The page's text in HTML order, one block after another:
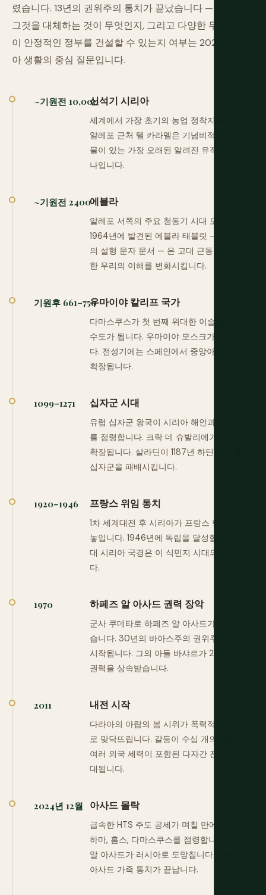
렸습니다. 13년의 권위주의 통치가 끝났습니다 — 그러나
그것을 대체하는 것이 무엇인지, 그리고 다양한 무장 세력
이 안정적인 정부를 건설할 수 있는지 여부는 2026년 시리
아 생활의 중심 질문입니다.
~기원전 10,000신석기 시리아
세계에서 가장 초기의 농업 정착지 중 하나.
알레포 근처 텔 카라멜은 기념비적 석조 구조
물이 있는 가장 오래된 알려진 유적지 중 하
나입니다.
~기원전 2400에블라
알레포 서쪽의 주요 청동기 시대 도시 국가.
1964년에 발견된 에블라 태블릿 — 17,000개
의 설형 문자 문서 — 은 고대 근동 문명에 대
한 우리의 이해를 변화시킵니다.
기원후 661–750우마이야 칼리프 국가
다마스쿠스가 첫 번째 위대한 이슬람 제국의
수도가 됩니다. 우마이야 모스크가 건설됩니
다. 전성기에는 스페인에서 중앙아시아까지
확장됩니다.
1099–1271 십자군 시대
유럽 십자군 왕국이 시리아 해안과 내륙 일부
를 점령합니다. 크락 데 슈발리에가 건설되고
확장됩니다. 살라딘이 1187년 하틴 전투에서
십자군을 패배시킵니다.
1920–1946 프랑스 위임 통치
1차 세계대전 후 시리아가 프랑스 행정 하에
놓입니다. 1946년에 독립을 달성합니다. 현
대 시리아 국경은 이 식민지 시대의 산물입니
다.
1970 하페즈 알 아사드 권력 장악
군사 쿠데타로 하페즈 알 아사드가 권력을 잡
습니다. 30년의 바아스주의 권위주의 통치가
시작됩니다. 그의 아들 바샤르가 2000년에
권력을 상속받습니다.
2011 내전 시작
다라아의 아랍의 봄 시위가 폭력적인 진압으
로 맞닥뜨립니다. 갈등이 수십 개의 세력과
여러 외국 세력이 포함된 다자간 전쟁으로 확
대됩니다.
2024년 12월 아사드 몰락
급속한 HTS 주도 공세가 며칠 만에 알레포,
하마, 홈스, 다마스쿠스를 점령합니다. 바샤르
알 아사드가 러시아로 도망칩니다. 54년의
아사드 가족 통치가 끝납니다.